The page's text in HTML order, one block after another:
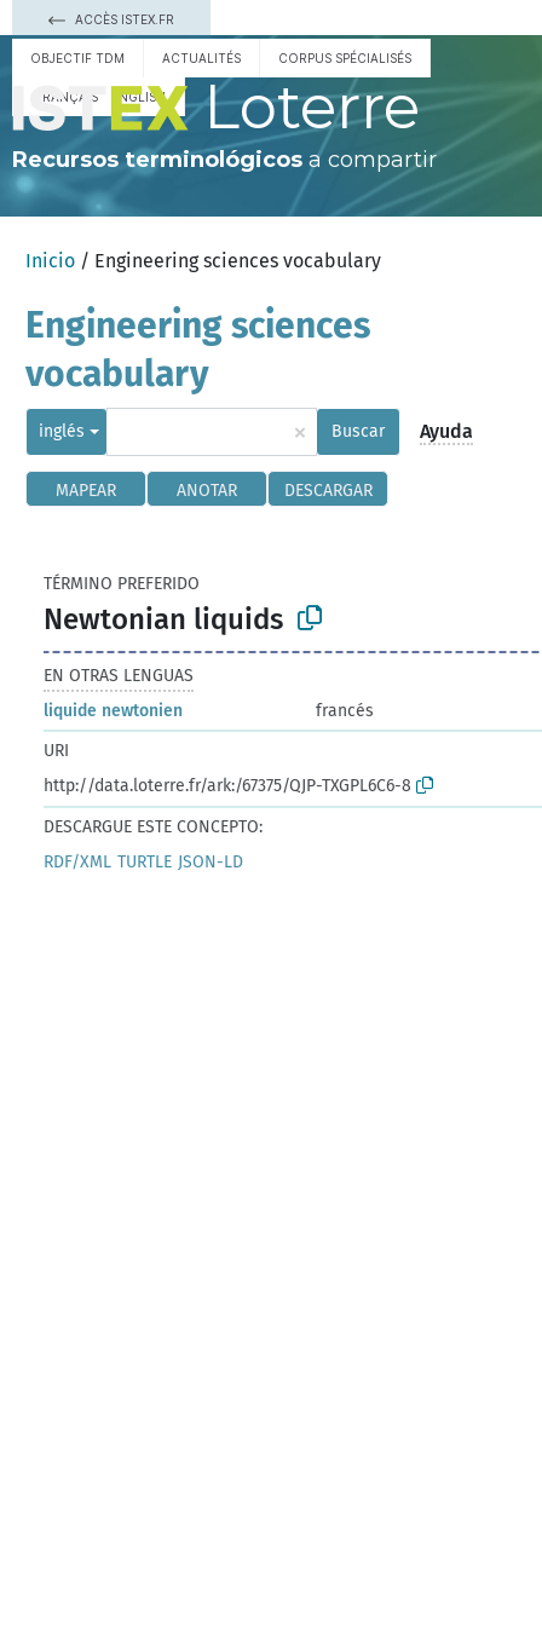
ACCÈS ISTEX.FR
OBJECTIF TDM ACTUALITÉS CORPUS SPÉCIALISÉS
FRANÇAIS ENGLISH Loterre
Recursos terminológicos a compartir
Inicio / Engineering sciences vocabulary
Engineering sciences
vocabulary
inglés × Buscar Ayuda
MAPEAR ANOTAR DESCARGAR
TÉRMINO PREFERIDO
Newtonian liquids
EN OTRAS LENGUAS
liquide newtonien
francés
URI
http://data.loterre.fr/ark:/67375/QJP-TXGPL6C6-8
DESCARGUE ESTE CONCEPTO:
RDF/XML TURTLE JSON-LD